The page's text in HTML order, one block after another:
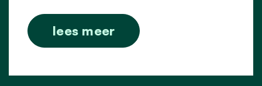
lees meer